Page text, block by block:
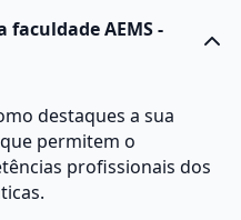
faculdade AEMS -
destaques a sua
permitem o
profissionais dos